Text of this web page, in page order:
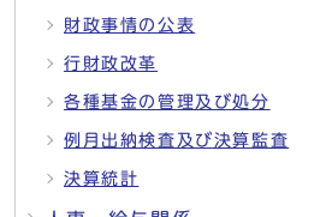
財政事情の公表
行財政改革
各種基金の管理及び処分
例月出納検査及び決算監査
決算統計